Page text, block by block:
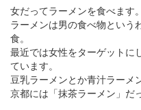
女だってラーメンを食べます。
ラーメンは男の食べ物という
食。
最近では女性をターゲットに
ています。
豆乳ラーメンとか青汁ラーメ
京都には「抹茶ラーメン」だ